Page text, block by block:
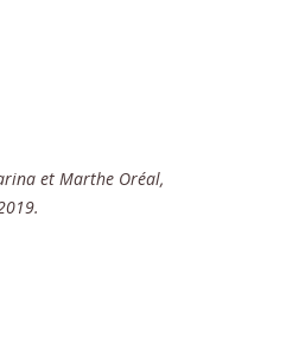
et Marthe Oréal,